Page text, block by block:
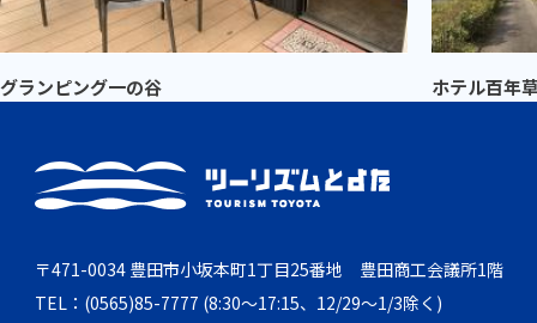
グランピング一の谷 ホテル百年
〒471-0034 豊田市小坂本町1丁目25番地 豊田商工会議所1階
TEL：(0565)85-7777 (8:30～17:15、12/29～1/3除く)